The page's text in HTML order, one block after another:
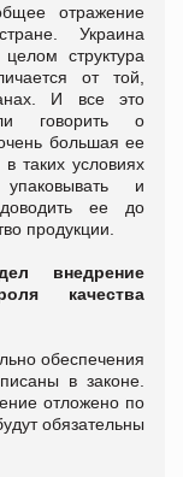
отражение
Украина
структура
от той,
И все это
говорить о
большая ее
таких условиях
и
ее до
продукции.
внедрение
качества
обеспечения
в законе.
отложено по
обязательны